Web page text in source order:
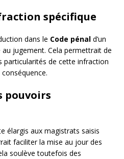
spécifique
dans le Code pénal d’un
au jugement. Cela permettrait de
particularités de cette infraction
pouvoirs
élargis aux magistrats saisis
faciliter la mise au jour des
soulève toutefois des